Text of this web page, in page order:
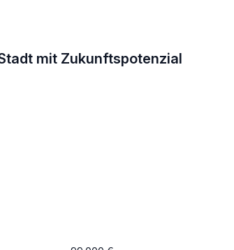
mit Zukunftspotenzial